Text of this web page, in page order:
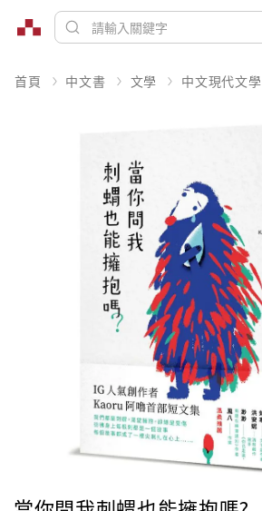
首頁 中文書 文學 中文現代文學